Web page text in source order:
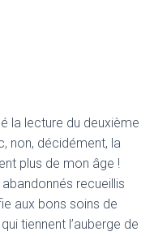
la lecture du deuxième
non, décidément, la
plus de mon âge !
recueillis
aux bons soins de
tiennent l’auberge de